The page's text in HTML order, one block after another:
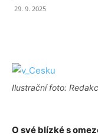
29. 9. 2025
Ilustrační foto:
O své blízké s